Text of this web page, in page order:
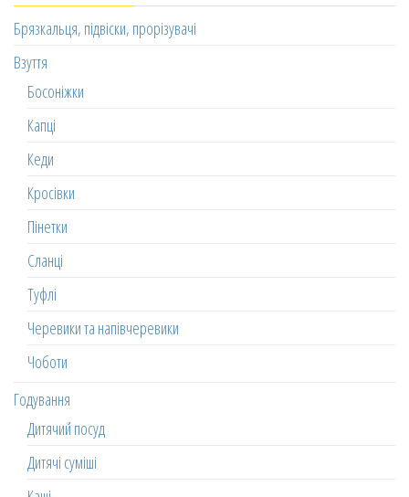
Брязкальця, підвіски, прорізувачі
Взуття
Босоніжки
Капці
Кеди
Кросівки
Пінетки
Сланці
Туфлі
Черевики та напівчеревики
Чоботи
Годування
Дитячий посуд
Дитячі суміші